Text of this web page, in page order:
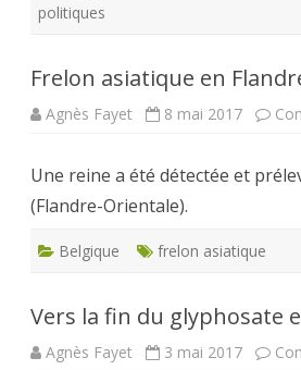
politiques
Frelon asiatique en
Agnès Fayet 8 mai 2017
Une reine a été détectée et
(Flandre-Orientale).
Belgique frelon asiatique
Vers la fin du glyphosate
Agnès Fayet 3 mai 2017